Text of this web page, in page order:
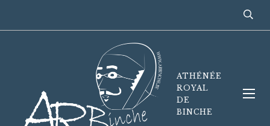
ATHÉNÉE
ROYAL
DE
BINCHE